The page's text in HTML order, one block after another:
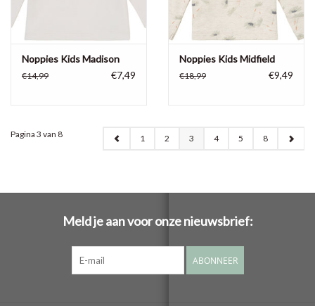
Noppies Kids Madison
€14,99 €7,49
Noppies Kids Midfield
€18,99 €9,49
Pagina 3 van 8 1 2 3 4 5 8
Meld je aan voor onze nieuwsbrief:
ABONNEER